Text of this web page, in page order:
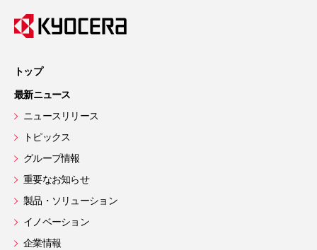
トップ
最新ニュース
ニュースリリース
トピックス
グループ情報
重要なお知らせ
製品・ソリューション
イノベーション
企業情報